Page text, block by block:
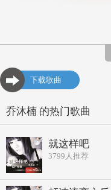
背
下载歌曲
乔沐楠 的热门歌曲
就这样吧
3799 人推荐